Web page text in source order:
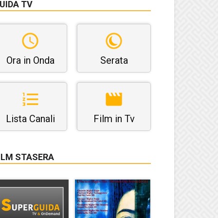
TV
Ora in Onda Serata
Lista Canali Film in Tv
STASERA